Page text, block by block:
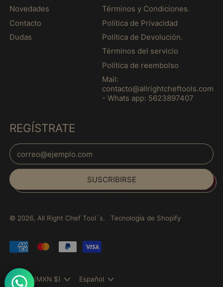
Novedades
Contacto
Dudas
Términos y Condiciones.
Política de Privacidad
Política de Devolución.
Términos del servicio
Política de reembolso
Mail:
contacto@allrightcheftools.com
- Whats app: 5623897407
REGÍSTRATE
Dirección de correo electrónico
SUSCRIBIRSE
© 2026, All Right Chef Tool´s. Tecnología de Shopify
Pagos
aceptados
País/región
México (MXN $)
Guadalupe (MXN $)
Guatemala (MXN $)
Guayana Francesa
Guinea-Bisáu (MXN
$)
Guyana (MXN $)
Haití (MXN $)
Hungría (MXN $)
Irak (MXN $)
Isla Norfolk (MXN $)Idioma
Español
Español
English
français
português
(Brasil)